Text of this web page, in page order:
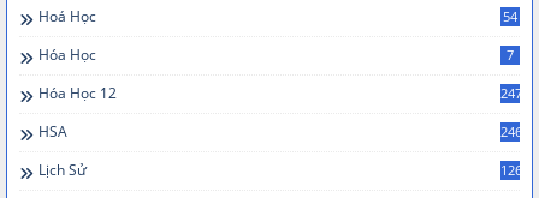
Hoá Học 54
Hóa Học 7
Hóa Học 12 247
HSA 246
Lịch Sử 126